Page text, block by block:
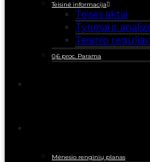
Teisinė informacija
Teisės aktai
Tyrimai ir
Teisinio
0,6 proc. Parama
Mėnesio renginių planas